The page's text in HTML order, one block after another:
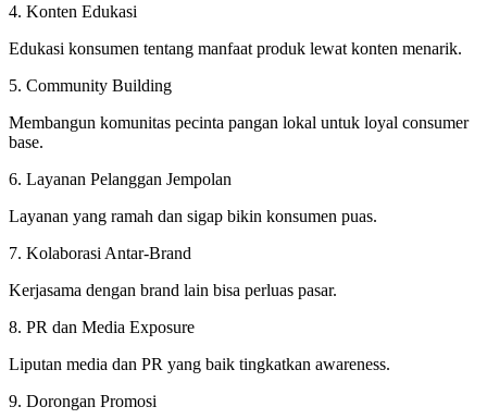
4. Konten Edukasi
Edukasi konsumen tentang manfaat produk lewat konten menarik.
5. Community Building
Membangun komunitas pecinta pangan lokal untuk loyal consumer
base.
6. Layanan Pelanggan Jempolan
Layanan yang ramah dan sigap bikin konsumen puas.
7. Kolaborasi Antar-Brand
Kerjasama dengan brand lain bisa perluas pasar.
8. PR dan Media Exposure
Liputan media dan PR yang baik tingkatkan awareness.
9. Dorongan Promosi